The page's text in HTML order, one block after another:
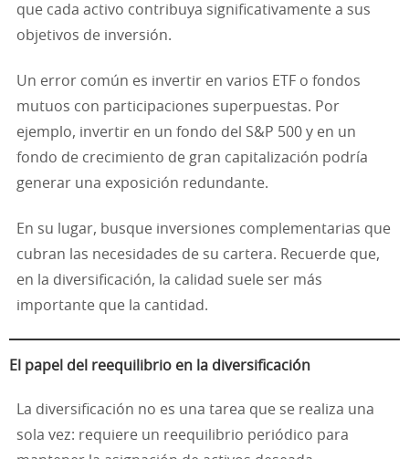
que cada activo contribuya significativamente a sus
objetivos de inversión.
Un error común es invertir en varios ETF o fondos
mutuos con participaciones superpuestas. Por
ejemplo, invertir en un fondo del S&P 500 y en un
fondo de crecimiento de gran capitalización podría
generar una exposición redundante.
En su lugar, busque inversiones complementarias que
cubran las necesidades de su cartera. Recuerde que,
en la diversificación, la calidad suele ser más
importante que la cantidad.
El papel del reequilibrio en la diversificación
La diversificación no es una tarea que se realiza una
sola vez: requiere un reequilibrio periódico para